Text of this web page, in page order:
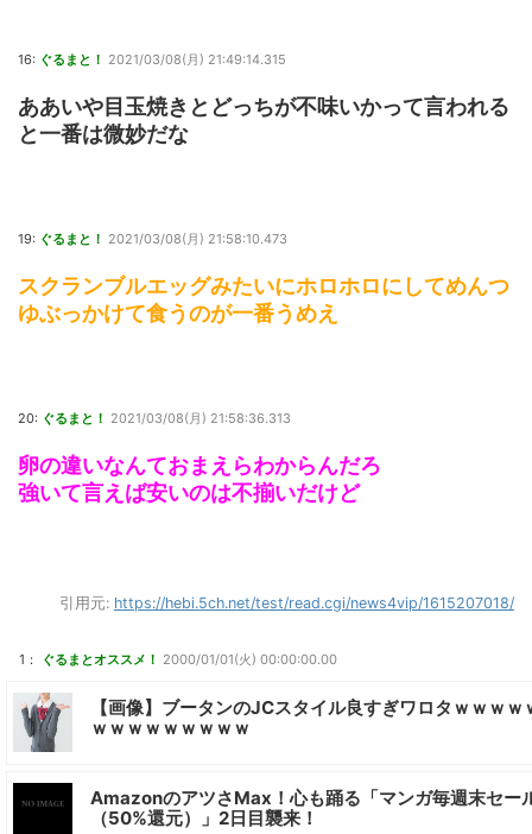
16: ぐるまと！ 2021/03/08(月) 21:49:14.315
ああいや目玉焼きとどっちが不味いかって言われる
と一番は微妙だな
19: ぐるまと！ 2021/03/08(月) 21:58:10.473
スクランブルエッグみたいにホロホロにしてめんつ
ゆぶっかけて食うのが一番うめえ
20: ぐるまと！ 2021/03/08(月) 21:58:36.313
卵の違いなんておまえらわからんだろ
強いて言えば安いのは不揃いだけど
引用元: https://hebi.5ch.net/test/read.cgi/news4vip/1615207018/
1： ぐるまとオススメ！ 2000/01/01(火) 00:00:00.00
【画像】ブータンのJCスタイル良すぎワロタｗｗｗｗ
ｗｗｗｗｗｗｗｗｗ
AmazonのアツさMax！心も踊る「マンガ毎週末セー
（50%還元）」2日目襲来！